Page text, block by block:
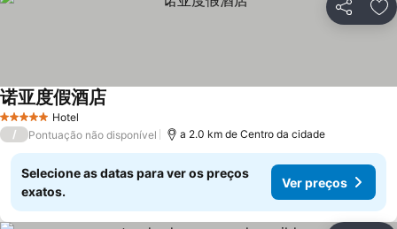
Partilhar
5 Estrelas Hotel
诺亚度假酒店
/ Pontuação não disponível a 2.0 km de Centro da cidade
Selecione as datas para ver os preços
exatos.
Ver preços